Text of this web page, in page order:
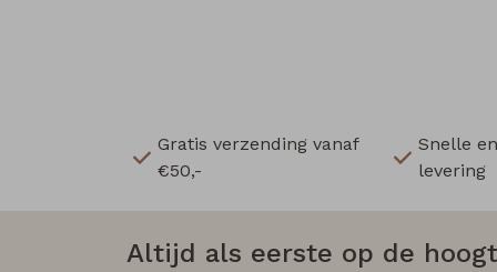
Gratis verzending vanaf
€50,-
Snelle
levering
Altijd als eerste op de